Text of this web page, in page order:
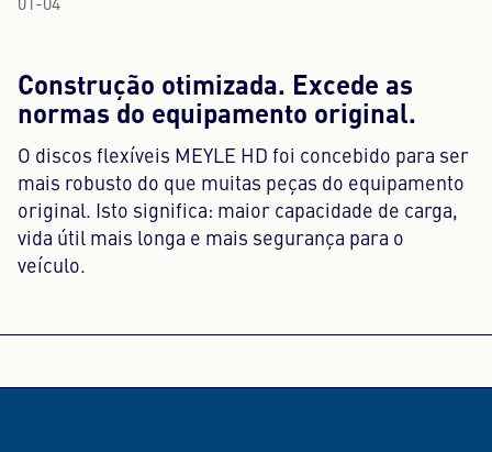
01 -04
Construção otimizada. Excede as
normas do equipamento original.
O discos flexíveis MEYLE HD foi concebido para ser
mais robusto do que muitas peças do equipamento
original. Isto significa: maior capacidade de carga,
vida útil mais longa e mais segurança para o
veículo.